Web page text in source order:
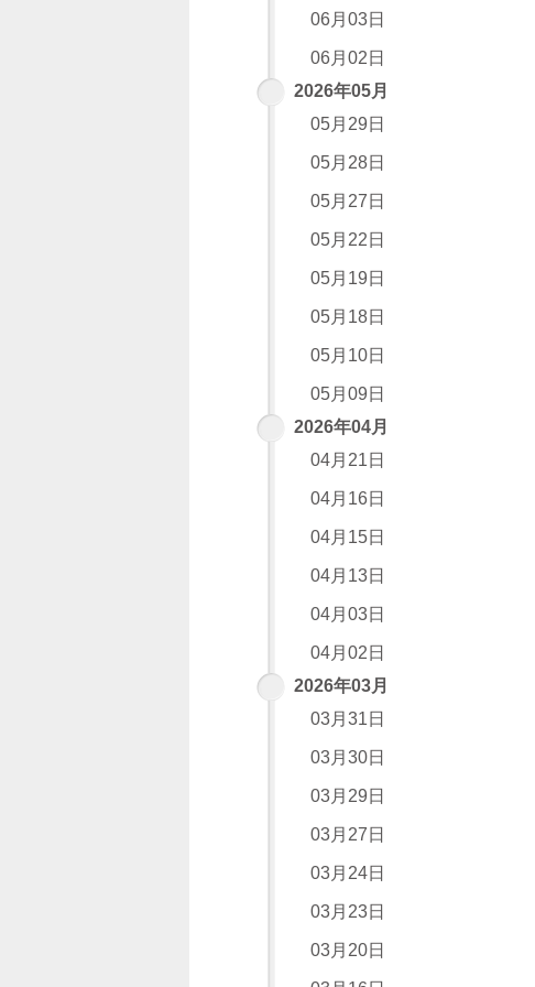
06月03日
06月02日
2026年05月
05月29日
05月28日
05月27日
05月22日
05月19日
05月18日
05月10日
05月09日
2026年04月
04月21日
04月16日
04月15日
04月13日
04月03日
04月02日
2026年03月
03月31日
03月30日
03月29日
03月27日
03月24日
03月23日
03月20日